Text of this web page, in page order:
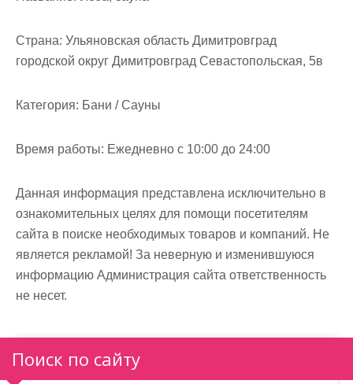
Страна: Ульяновская область Димитровград
городской округ Димитровград Севастопольская, 5в
Категория: Бани / Сауны
Время работы: Ежедневно с 10:00 до 24:00
Данная информация представлена исключительно в
ознакомительных целях для помощи посетителям
сайта в поиске необходимых товаров и компаний. Не
является рекламой! За неверную и изменившуюся
информацию Администрация сайта ответственность
не несет.
Поиск по сайту